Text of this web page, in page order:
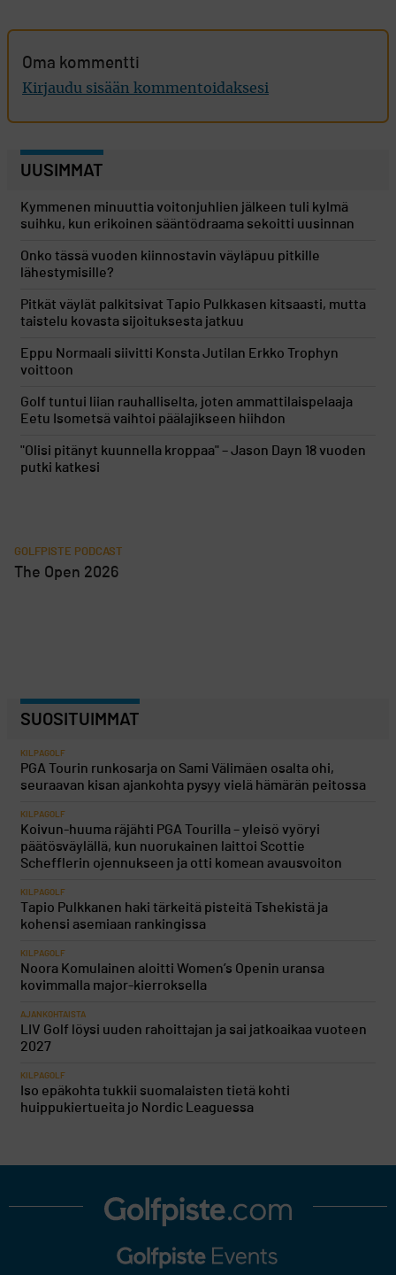
Oma kommentti
Kirjaudu sisään kommentoidaksesi
UUSIMMAT
Kymmenen minuuttia voitonjuhlien jälkeen tuli kylmä
suihku, kun erikoinen sääntödraama sekoitti uusinnan
Onko tässä vuoden kiinnostavin väyläpuu pitkille
lähestymisille?
Pitkät väylät palkitsivat Tapio Pulkkasen kitsaasti, mutta
taistelu kovasta sijoituksesta jatkuu
Eppu Normaali siivitti Konsta Jutilan Erkko Trophyn
voittoon
Golf tuntui liian rauhalliselta, joten ammattilaispelaaja
Eetu Isometsä vaihtoi päälajikseen hiihdon
"Olisi pitänyt kuunnella kroppaa" – Jason Dayn 18 vuoden
putki katkesi
GOLFPISTE PODCAST
The Open 2026
SUOSITUIMMAT
KILPAGOLF
PGA Tourin runkosarja on Sami Välimäen osalta ohi,
seuraavan kisan ajankohta pysyy vielä hämärän peitossa
KILPAGOLF
Koivun-huuma räjähti PGA Tourilla – yleisö vyöryi
päätösväylällä, kun nuorukainen laittoi Scottie
Schefflerin ojennukseen ja otti komean avausvoiton
KILPAGOLF
Tapio Pulkkanen haki tärkeitä pisteitä Tshekistä ja
kohensi asemiaan rankingissa
KILPAGOLF
Noora Komulainen aloitti Women’s Openin uransa
kovimmalla major-kierroksella
AJANKOHTAISTA
LIV Golf löysi uuden rahoittajan ja sai jatkoaikaa vuoteen
2027
KILPAGOLF
Iso epäkohta tukkii suomalaisten tietä kohti
huippukiertueita jo Nordic Leaguessa